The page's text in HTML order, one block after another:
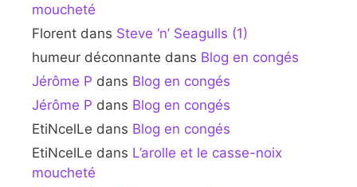
moucheté
Florent dans Steve ‘n’ Seagulls (1)
humeur déconnante dans Blog en congés
Jérôme P dans Blog en congés
Jérôme P dans Blog en congés
EtiNcelLe dans Blog en congés
EtiNcelLe dans L’arolle et le casse-noix
moucheté